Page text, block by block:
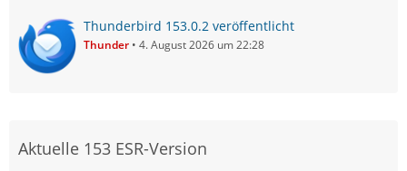
Thunderbird 153.0.2 veröffentlicht
Thunder 4. August 2026 um 22:28
Aktuelle 153 ESR-Version